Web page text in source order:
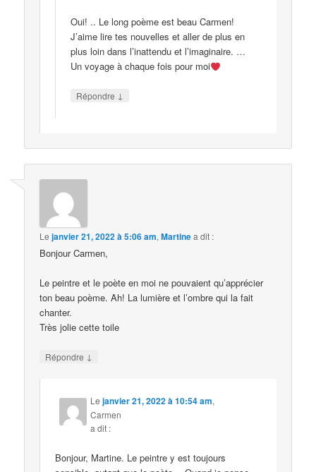
Oui! .. Le long poème est beau Carmen!
J’aime lire tes nouvelles et aller de plus en
plus loin dans l’inattendu et l’imaginaire. …
Un voyage à chaque fois pour moi
Répondre ↓
Lejanvier 21, 2022 à 5:06 am,Martinea dit :
Bonjour Carmen,
Le peintre et le poète en moi ne pouvaient qu’apprécier
ton beau poème. Ah! La lumière et l’ombre qui la fait
chanter.
Très jolie cette toile
Répondre ↓
Lejanvier 21, 2022 à 10:54 am,
Carmen
a dit :
Bonjour, Martine. Le peintre y est toujours